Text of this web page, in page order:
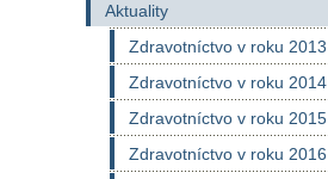
Aktuality
Zdravotníctvo v roku 2013
Zdravotníctvo v roku 2014
Zdravotníctvo v roku 2015
Zdravotníctvo v roku 2016